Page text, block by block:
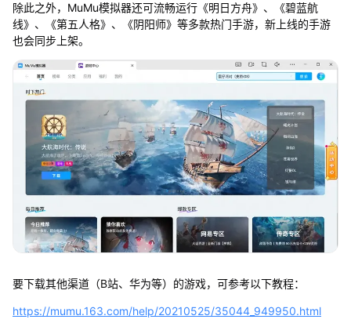
除此之外，MuMu模拟器还可流畅运行《明日方舟》、《碧蓝航
线》、《第五人格》、《阴阳师》等多款热门手游，新上线的手游
也会同步上架。
要下载其他渠道（B站、华为等）的游戏，可参考以下教程：
https://mumu.163.com/help/20210525/35044_949950.html